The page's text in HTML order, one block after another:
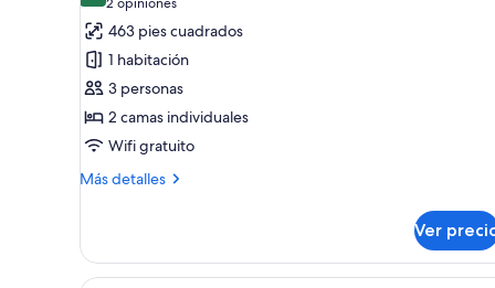
de
Habitación
Deluxe
con
2
camas
individuales,
la
alberca
(2
opiniones)
463 pies cuadrados
1 habitación
3 personas
2 camas individuales
Wifi gratuito
Más detalles
Más
Deluxe
con
Ver